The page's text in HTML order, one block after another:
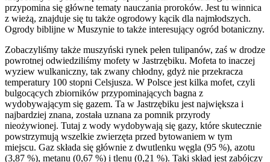
przypomina się główne tematy nauczania proroków. Jest tu winnica
z wieżą, znajduje się tu także ogrodowy kącik dla najmłodszych.
Ogrody biblijne w Muszynie to także interesujący ogród botaniczny.
Zobaczyliśmy także muszyński rynek pełen tulipanów, zaś w drodze
powrotnej odwiedziliśmy mofety w Jastrzębiku. Mofeta to inaczej
wyziew wulkaniczny, tak zwany chłodny, gdyż nie przekracza
temperatury 100 stopni Celsjusza. W Polsce jest kilka mofet, czyli
bulgocących zbiorników przypominających bagna z
wydobywającym się gazem. Ta w Jastrzębiku jest największa i
najbardziej znana, została uznana za pomnik przyrody
nieożywionej. Tutaj z wody wydobywają się gazy, które skutecznie
powstrzymują wszelkie zwierzęta przed bytowaniem w tym
miejscu. Gaz składa się głównie z dwutlenku węgla (95 %), azotu
(3,87 %), metanu (0,67 %) i tlenu (0,21 %). Taki skład jest zabójczy